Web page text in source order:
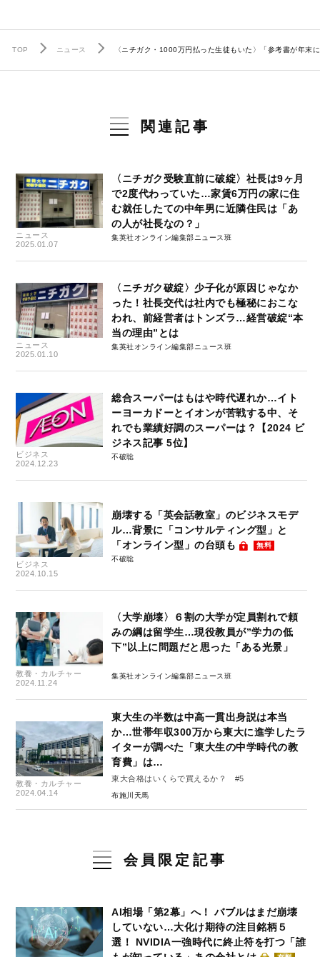
TOP ニュース 〈ニチガク・1000万円払った生徒もいた〉「参考書が年
関連記事
ニュース
2025.01.07
〈ニチガク受験直前に破綻〉社長は9ヶ月
で2度代わっていた…家賃6万円の家に住
む就任したての中年男に近隣住民は「あ
の人が社長なの？」
集英社オンライン編集部ニュース班
ニュース
2025.01.10
〈ニチガク破綻〉少子化が原因じゃなか
った！社長交代は社内でも極秘におこな
われ、前経営者はトンズラ…経営破綻“本
当の理由”とは
集英社オンライン編集部ニュース班
ビジネス
2024.12.23
総合スーパーはもはや時代遅れか…イト
ーヨーカドーとイオンが苦戦する中、そ
れでも業績好調のスーパーは？【2024 ビ
ジネス記事 5位】
不破聡
ビジネス
2024.10.15
崩壊する「英会話教室」のビジネスモデ
ル…背景に「コンサルティング型」と
「オンライン型」の台頭も
無料
不破聡
教養・カルチャー
2024.11.24
〈大学崩壊〉６割の大学が定員割れで頼
みの綱は留学生…現役教員が”学力の低
下”以上に問題だと思った「ある光景」
集英社オンライン編集部ニュース班
教養・カルチャー
2024.04.14
東大生の半数は中高一貫出身説は本当
か…世帯年収300万から東大に進学したラ
イターが調べた「東大生の中学時代の教
育費」は…
東大合格はいくらで買えるか？ #5
布施川天馬
会員限定記事
AI相場「第2幕」へ！ バブルはまだ崩壊
していない…大化け期待の注目銘柄５
選！ NVIDIA一強時代に終止符を打つ「誰